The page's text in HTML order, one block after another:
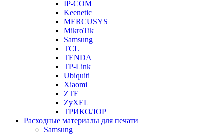
IP-COM
Keenetic
MERCUSYS
MikroTik
Samsung
TCL
TENDA
TP-Link
Ubiquiti
Xiaomi
ZTE
ZyXEL
ТРИКОЛОР
Расходные материалы для печати
Samsung